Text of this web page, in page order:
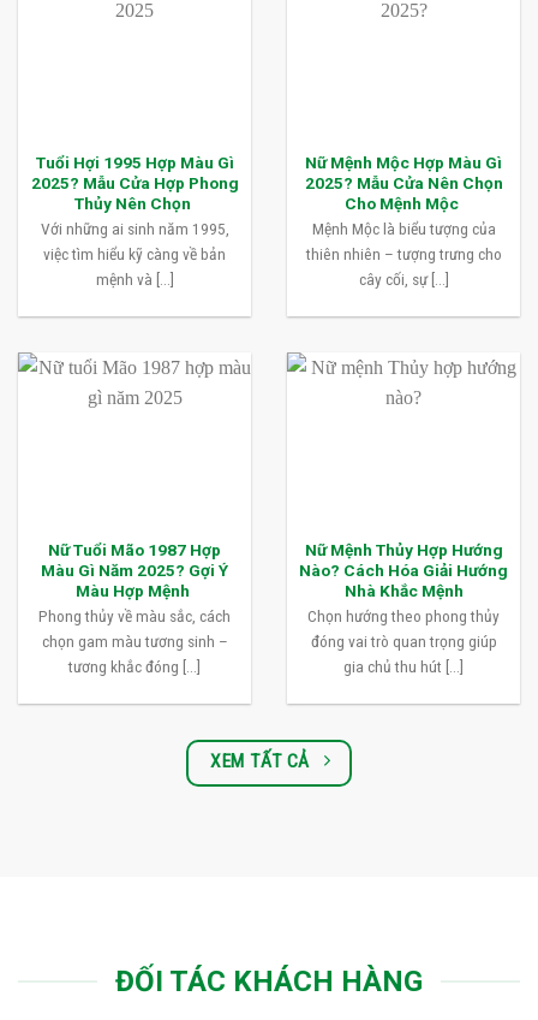
Tuổi Hợi 1995 Hợp Màu Gì
2025? Mẫu Cửa Hợp Phong
Thủy Nên Chọn
Với những ai sinh năm 1995,
việc tìm hiểu kỹ càng về bản
mệnh và [...]
Nữ Mệnh Mộc Hợp Màu Gì
2025? Mẫu Cửa Nên Chọn
Cho Mệnh Mộc
Mệnh Mộc là biểu tượng của
thiên nhiên – tượng trưng cho
cây cối, sự [...]
Nữ Tuổi Mão 1987 Hợp
Màu Gì Năm 2025? Gợi Ý
Màu Hợp Mệnh
Phong thủy về màu sắc, cách
chọn gam màu tương sinh –
tương khắc đóng [...]
Nữ Mệnh Thủy Hợp Hướng
Nào? Cách Hóa Giải Hướng
Nhà Khắc Mệnh
Chọn hướng theo phong thủy
đóng vai trò quan trọng giúp
gia chủ thu hút [...]
XEM TẤT CẢ
ĐỐI TÁC KHÁCH HÀNG